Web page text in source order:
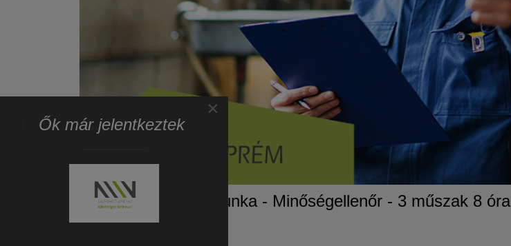
Veszprém - gyári munka - Minőségellenőr - 3 műszak 8 óra
×
Ők már jelentkeztek